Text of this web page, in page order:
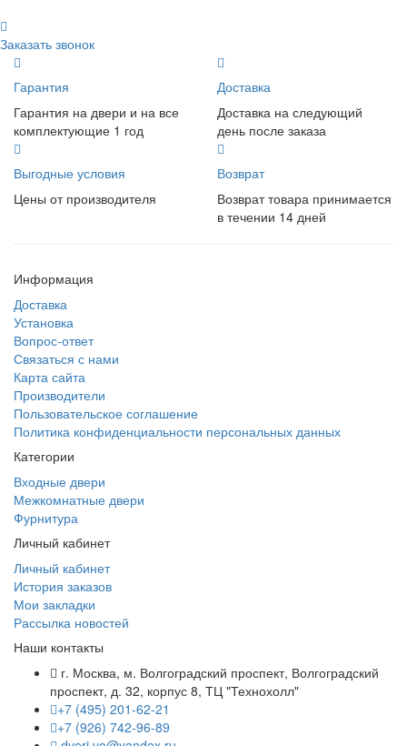
Заказать звонок
Гарантия
Гарантия на двери и на все
комплектующие 1 год
Доставка
Доставка на следующий
день после заказа
Выгодные условия
Цены от производителя
Возврат
Возврат товара принимается
в течении 14 дней
Информация
Доставка
Установка
Вопрос-ответ
Связаться с нами
Карта сайта
Производители
Пользовательское соглашение
Политика конфиденциальности персональных данных
Категории
Входные двери
Межкомнатные двери
Фурнитура
Личный кабинет
Личный кабинет
История заказов
Мои закладки
Рассылка новостей
Наши контакты
г. Москва, м. Волгоградский проспект, Волгоградский
проспект, д. 32, корпус 8, ТЦ "Технохолл"
+7 (495) 201-62-21
+7 (926) 742-96-89